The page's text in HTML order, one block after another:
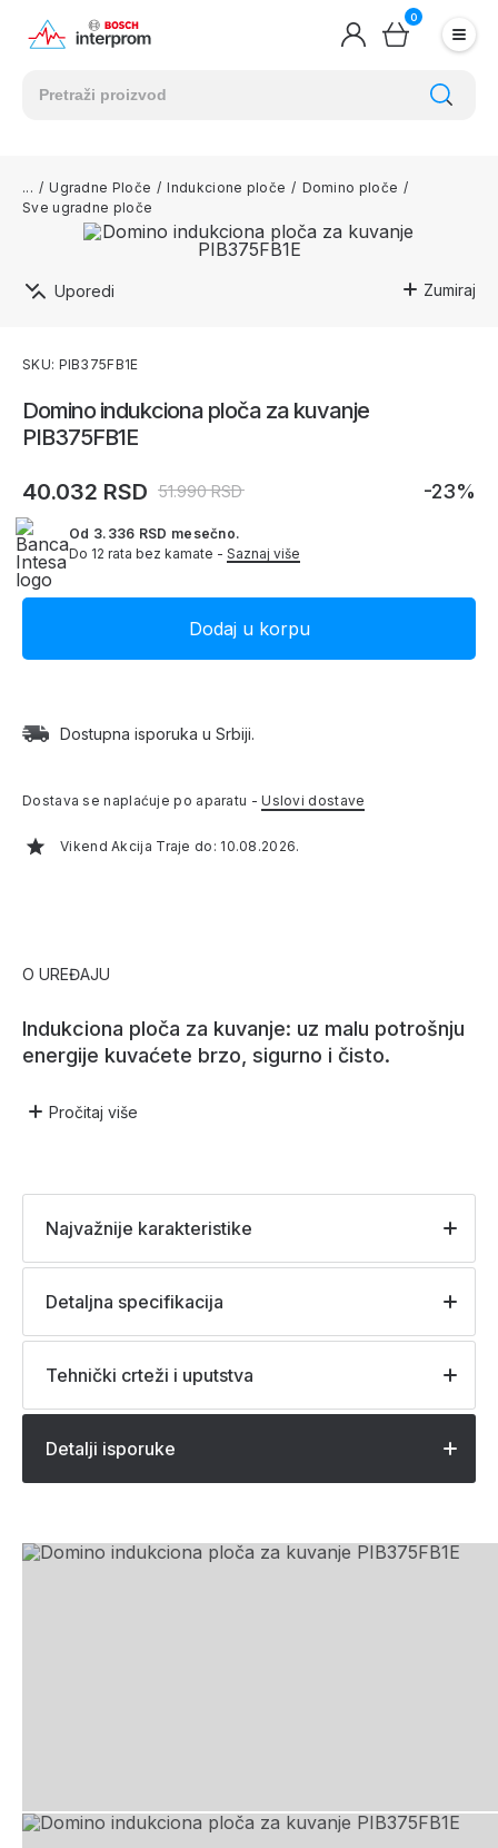
0
Zumiraj
Uporedi
/ Ugradne Ploče / Indukcione ploče / Domino ploče /
Sve ugradne ploče
Domino indukciona ploča za kuvanje
PIB375FB1E
40.032 RSD 51.990 RSD -23%
Od 3.336 RSD mesečno.
Do 12 rata bez kamate - Saznaj više
Dostupna isporuka u Srbiji.
Dostava se naplaćuje po aparatu -Uslovi dostave
Vikend Akcija Traje do: 10.08.2026.
SKU: PIB375FB1E
O UREĐAJU
Indukciona ploča za kuvanje: uz malu potrošnju
energije kuvaćete brzo, sigurno i čisto.
Pročitaj više
Najvažnije karakteristike
Detaljna specifikacija
Tehnički crteži i uputstva
Detalji isporuke